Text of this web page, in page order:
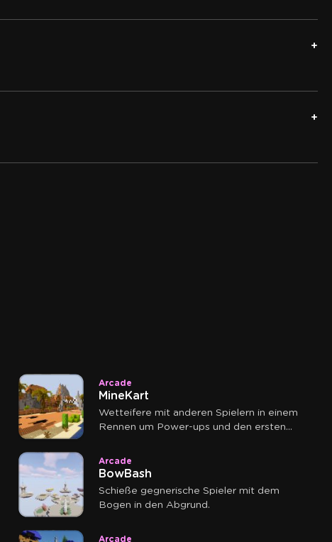
Arcade
MineKart
Wetteifere mit anderen Spielern in einem
Rennen um Power-ups und den ersten
Arcade
BowBash
Schieße gegnerische Spieler mit dem
Bogen in den Abgrund.
Arcade